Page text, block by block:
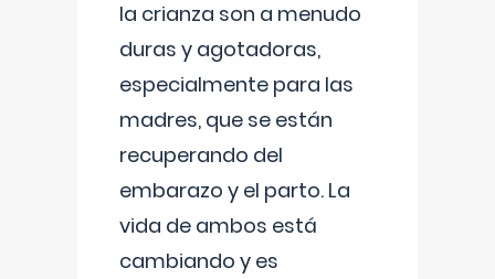
la crianza son a menudo
duras y agotadoras,
especialmente para las
madres, que se están
recuperando del
embarazo y el parto. La
vida de ambos está
cambiando y es